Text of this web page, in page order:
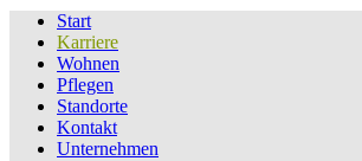
Start
Karriere
Wohnen
Pflegen
Standorte
Kontakt
Unternehmen